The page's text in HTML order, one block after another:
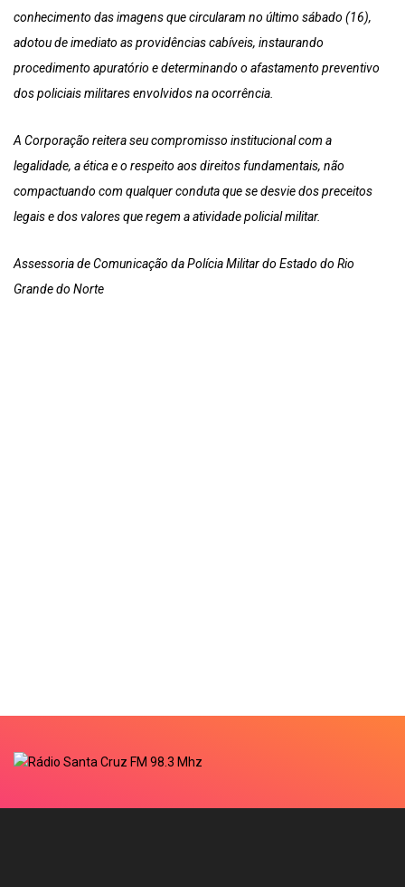
conhecimento das imagens que circularam no último sábado (16),
adotou de imediato as providências cabíveis, instaurando
procedimento apuratório e determinando o afastamento preventivo
dos policiais militares envolvidos na ocorrência.
A Corporação reitera seu compromisso institucional com a
legalidade, a ética e o respeito aos direitos fundamentais, não
compactuando com qualquer conduta que se desvie dos preceitos
legais e dos valores que regem a atividade policial militar.
Assessoria de Comunicação da Polícia Militar do Estado do Rio
Grande do Norte